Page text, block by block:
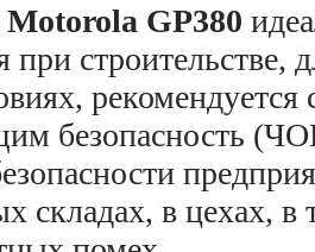
Motorola GP380
при строительстве,
рекомендуется
безопасность
складах, в цехах, в